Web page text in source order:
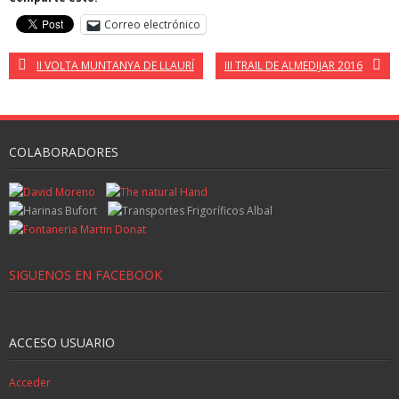
Correo electrónico
II VOLTA MUNTANYA DE LLAURÍ III TRAIL DE ALMEDIJAR 2016
COLABORADORES
SIGUENOS EN FACEBOOK
ACCESO USUARIO
Acceder